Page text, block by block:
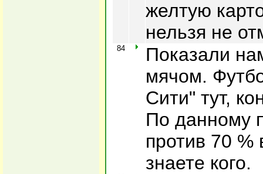
желтую
нельзя не
84
Показали
мячом.
Сити" тут,
По данному
против 70 %
знаете кого.